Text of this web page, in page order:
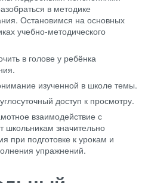
в методике
Остановимся на основных
учебно-методического
в голове у ребёнка
изученной в школе темы.
доступ к просмотру.
взаимодействие с
значительно
при подготовке к урокам и
упражнений.